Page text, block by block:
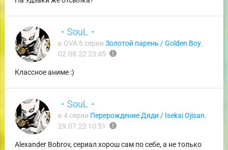
・SouL・
к OVA 6 серии Золотой парень / Golden Boy,
02.08.22 23:45 report
Классное аниме :)
・SouL・
к 4 серии Перерождение Дяди / Isekai Ojisan,
29.07.22 10:51
report
Alexander Bobrov, сериал хорош сам по себе, а не только